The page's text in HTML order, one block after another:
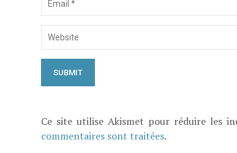
Ce site utilise Akismet pour réduire les
commentaires sont traitées.